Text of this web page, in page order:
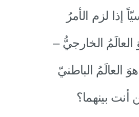
العالَمُ الخارجيُّ
العالَمُ الباطنيّ
أنت بينهما؟